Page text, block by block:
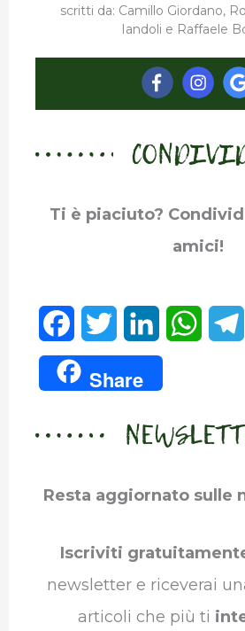
scritti da: Camillo Giordano,
Iandoli e Raffaele
Ti è piaciuto?
amici!
a
c
e
o
w
i
e
i
n
k
d
W
t
A
Share
Resta aggiornato sulle
Iscriviti
newsletter e riceverai
articoli che più ti